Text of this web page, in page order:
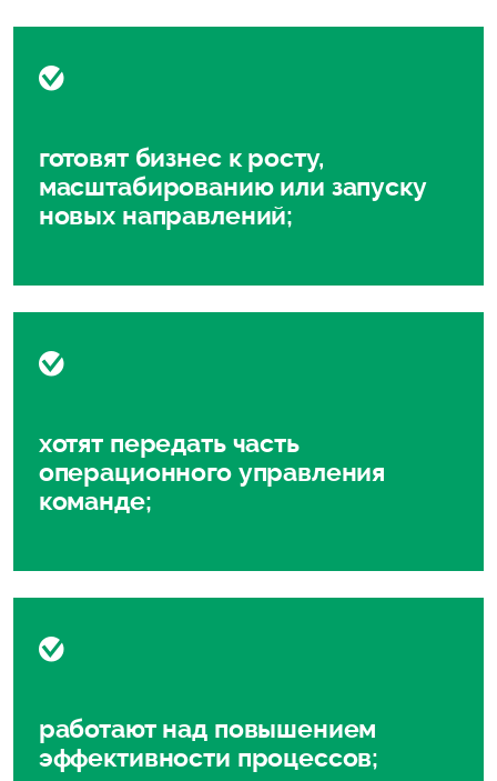
готовят бизнес к росту,
масштабированию или запуску
новых направлений;
хотят передать часть
операционного управления
команде;
работают над повышением
эффективности процессов;